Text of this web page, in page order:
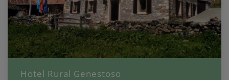
Hotel Rural Genestoso